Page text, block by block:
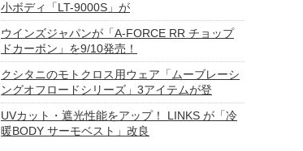
小ボディ「LT-9000S」が
ウインズジャパンが「A-FORCE RR チョップ
ドカーボン」を9/10発売！
クシタニのモトクロス用ウェア「ムーブレーシ
ングオフロードシリーズ」3アイテムが登
UVカット・遮光性能をアップ！ LINKS が「冷
暖BODY サーモベスト」改良